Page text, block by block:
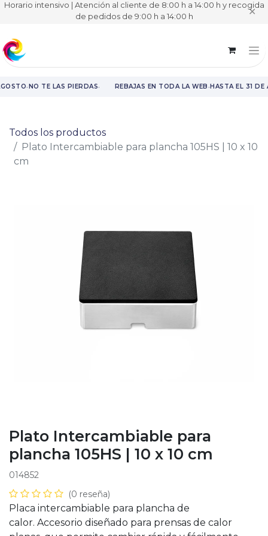
Horario intensivo | Atención al cliente de 8:00 h a 14:00 h y recogida
de pedidos de 9:00 h a 14:00 h ✕
·NO TE LAS PIERDAS· REBAJAS EN TODA LA WEB· HASTA EL 31 DE
Todos los productos
Plato Intercambiable para plancha 105HS | 10 x 10
cm
Plato Intercambiable para
plancha 105HS | 10 x 10 cm
014852
(0 reseña)
Placa intercambiable para plancha de
calor. Accesorio diseñado para prensas de calor